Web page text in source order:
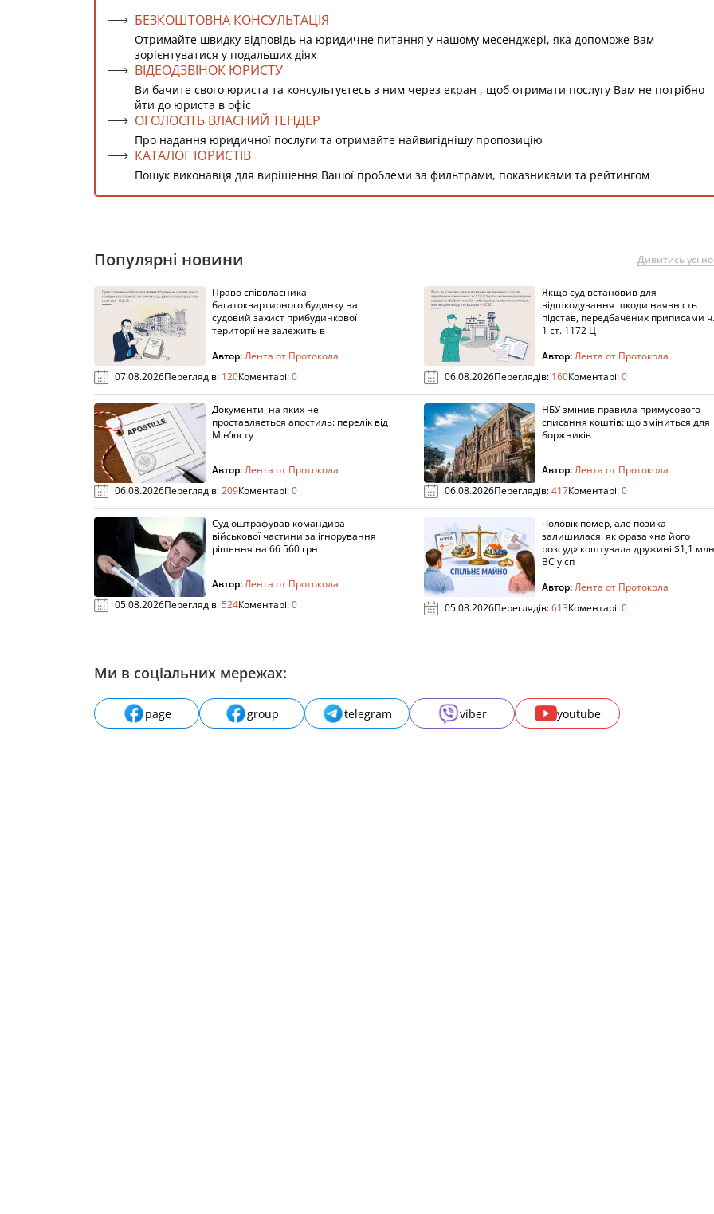
БЕЗКОШТОВНА КОНСУЛЬТАЦІЯ
Отримайте швидку відповідь на юридичне питання у нашому месенджері, яка допоможе Вам
зорієнтуватися у подальших діях
ВІДЕОДЗВІНОК ЮРИСТУ
Ви бачите свого юриста та консультуєтесь з ним через екран , щоб отримати послугу Вам не потрібно
йти до юриста в офіс
ОГОЛОСІТЬ ВЛАСНИЙ ТЕНДЕР
Про надання юридичної послуги та отримайте найвигіднішу пропозицію
КАТАЛОГ ЮРИСТІВ
Пошук виконавця для вирішення Вашої проблеми за фильтрами, показниками та рейтингом
Популярні новини Дивитись усі
Право співвласника
багатоквартирного будинку на
судовий захист прибудинкової
території не залежить в
Автор:Лента от Протокола
07.08.2026Переглядів: 120Коментарі:0
Якщо суд встановив для
відшкодування шкоди наявність
підстав, передбачених приписами ч.
1 ст. 1172 Ц
Автор:Лента от Протокола
06.08.2026Переглядів: 160Коментарі:0
Документи, на яких не
проставляється апостиль: перелік від
Мін’юсту
Автор:Лента от Протокола
06.08.2026Переглядів:209Коментарі:0
НБУ змінив правила примусового
списання коштів: що зміниться для
боржників
Автор:Лента от Протокола
06.08.2026Переглядів:417Коментарі:0
Суд оштрафував командира
військової частини за ігнорування
рішення на 66 560 грн
Автор:Лента от Протокола
05.08.2026Переглядів:524Коментарі:0
Чоловік помер, але позика
залишилася: як фраза «на його
розсуд» коштувала дружині $1,1
ВС у сп
Автор:Лента от Протокола
05.08.2026Переглядів:613Коментарі:0
Ми в соціальних мережах:
page group telegram viber youtube